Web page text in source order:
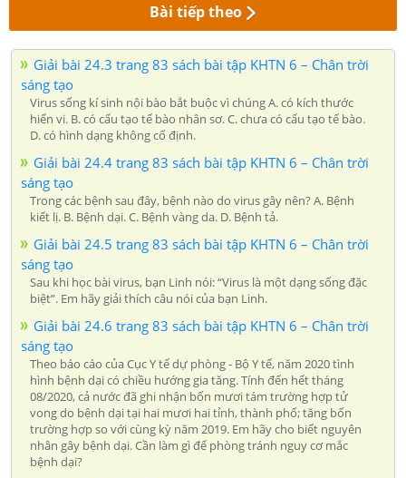
Bài tiếp theo
Giải bài 24.3 trang 83 sách bài tập KHTN 6 – Chân trời
sáng tạo
Virus sống kí sinh nội bào bắt buộc vì chúng A. có kích thước
hiển vi. B. có cấu tạo tế bào nhân sơ. C. chưa có cấu tạo tế bào.
D. có hình dạng không cố định.
Giải bài 24.4 trang 83 sách bài tập KHTN 6 – Chân trời
sáng tạo
Trong các bệnh sau đây, bệnh nào do virus gây nên? A. Bệnh
kiết lị. B. Bệnh dại. C. Bệnh vàng da. D. Bệnh tả.
Giải bài 24.5 trang 83 sách bài tập KHTN 6 – Chân trời
sáng tạo
Sau khi học bài virus, bạn Linh nói: “Virus là một dạng sống đặc
biệt”. Em hãy giải thích câu nói của bạn Linh.
Giải bài 24.6 trang 83 sách bài tập KHTN 6 – Chân trời
sáng tạo
Theo báo cáo của Cục Y tế dự phòng - Bộ Y tế, năm 2020 tình
hình bệnh dại có chiều hướng gia tăng. Tính đến hết tháng
08/2020, cả nước đã ghi nhận bốn mươi tám trường hợp tử
vong do bệnh dại tại hai mươi hai tỉnh, thành phố; tăng bốn
trường hợp so với cùng kỳ năm 2019. Em hãy cho biết nguyên
nhân gây bệnh dại. Cần làm gì để phòng tránh nguy cơ mắc
bệnh dại?